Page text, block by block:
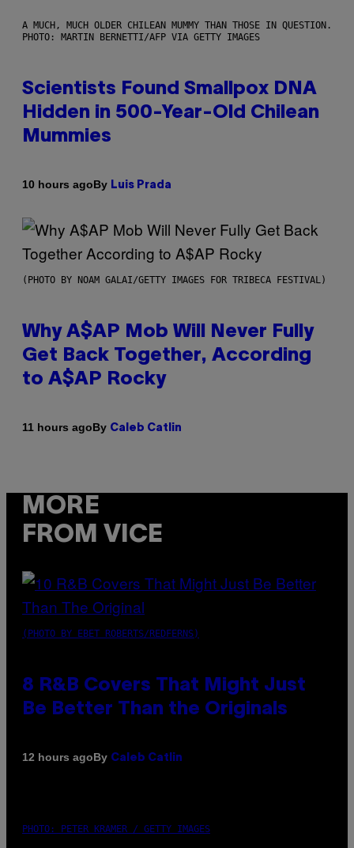
A MUCH, MUCH OLDER CHILEAN MUMMY THAN THOSE IN QUESTION.
PHOTO: MARTIN BERNETTI/AFP VIA GETTY IMAGES
Scientists Found Smallpox DNA
Hidden in 500-Year-Old Chilean
Mummies
10 hours agoBy Luis Prada
(PHOTO BY NOAM GALAI/GETTY IMAGES FOR TRIBECA FESTIVAL)
Why A$AP Mob Will Never Fully
Get Back Together, According
to A$AP Rocky
11 hours agoBy Caleb Catlin
MORE
FROM VICE
(PHOTO BY EBET ROBERTS/REDFERNS)
8 R&B Covers That Might Just
Be Better Than the Originals
12 hours agoBy Caleb Catlin
PHOTO: PETER KRAMER / GETTY IMAGES